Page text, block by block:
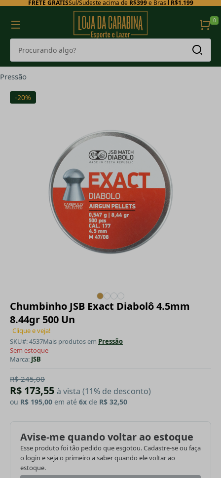
FRETE GRÁTISSul/Sudeste acima de R$399e Brasil R$1.199
0
Pressão
-20%
Chumbinho JSB Exact Diabolô 4.5mm
8.44gr 500 Un
Clique e veja!
SKU#: 4537Mais produtos em Pressão
Sem estoque
Marca: JSB
R$ 245,00
R$ 173,55 à vista (11% de desconto)
ou R$ 195,00 em até 6x de R$ 32,50
Avise-me quando voltar ao estoque
Esse produto foi tão pedido que esgotou. Cadastre-se ou faça
o login e seja o primeiro a saber quando ele voltar ao
estoque.